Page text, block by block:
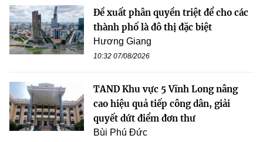
Đề xuất phân quyền triệt để cho các
thành phố là đô thị đặc biệt
Hương Giang
10:32 07/08/2026
TAND Khu vực 5 Vĩnh Long nâng
cao hiệu quả tiếp công dân, giải
quyết dứt điểm đơn thư
Bùi Phú Đức